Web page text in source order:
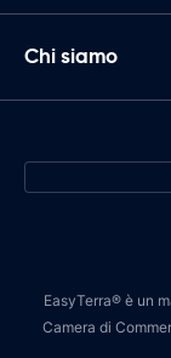
Chi siamo
EasyTerra® è un
Camera di